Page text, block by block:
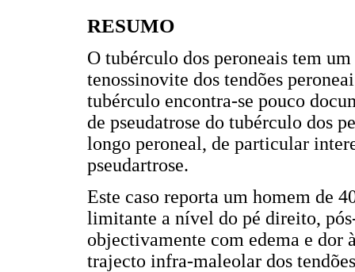
RESUMO
O tubérculo dos peroneais tem
tenossinovite dos tendões
tubérculo encontra-se pouco
de pseudatrose do tubérculo dos
longo peroneal, de particular
pseudartrose.
Este caso reporta um homem de
limitante a nível do pé direito,
objectivamente com edema e dor
trajecto infra-maleolar dos